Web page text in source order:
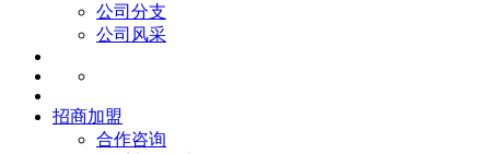
公司分支
公司风采
招商加盟
合作咨询